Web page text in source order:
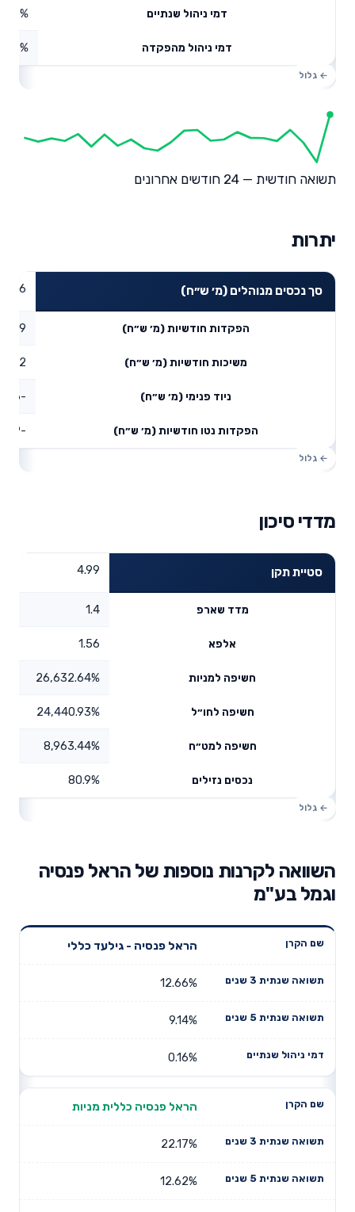
דמי ניהול שנתיים 0.16%
דמי ניהול מהפקדה
תשואה חודשית — 24 חודשים אחרונים
יתרות
סך נכסים מנוהלים (מ׳ ש״ח)
הפקדות חודשיות (מ׳ ש״ח)
משיכות חודשיות (מ׳ ש״ח)
ניוד פנימי (מ׳ ש״ח) -488.96
הפקדות נטו חודשיות (מ׳ ש״ח) -322.79
מדדי סיכון
סטיית תקן 4.99
מדד שארפ 1.4
אלפא 1.56
חשיפה למניות 26,632.64%
חשיפה לחו״ל 24,440.93%
חשיפה למט״ח 8,963.44%
נכסים נזילים 80.9%
השוואה לקרנות נוספות של הראל פנסיה
וגמל בע"מ
שנים
תשואה
הראל פנסיה - גילעד כללי
12.66%
9.14%
0.16%
הראל פנסיה כללית מניות
22.17%
12.62%